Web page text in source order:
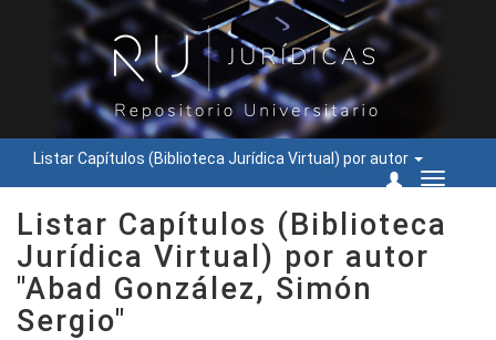
Listar Capítulos (Biblioteca Jurídica Virtual) por autor
Cambiar
Listar Capítulos (Biblioteca
Jurídica Virtual) por autor
"Abad González, Simón
Sergio"